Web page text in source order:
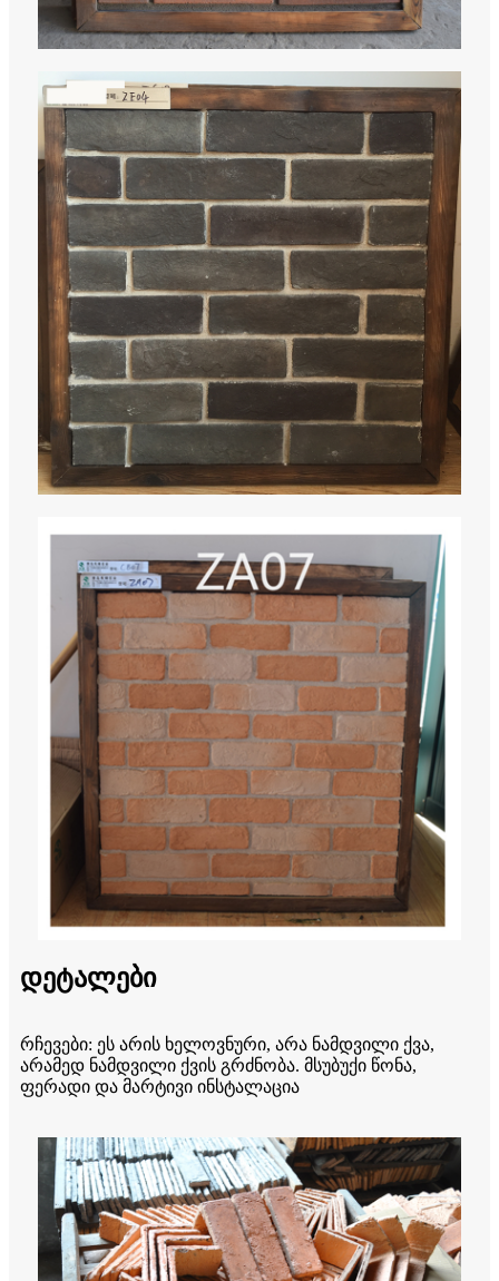
დეტალები
რჩევები: ეს არის ხელოვნური, არა ნამდვილი ქვა,
არამედ ნამდვილი ქვის გრძნობა. მსუბუქი წონა,
ფერადი და მარტივი ინსტალაცია